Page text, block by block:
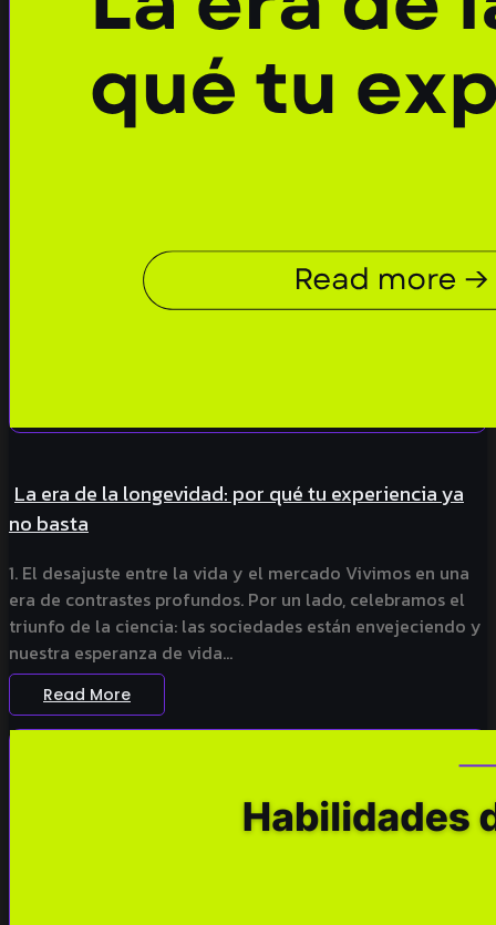
La era de la longevidad: por qué tu experiencia ya
no basta
1. El desajuste entre la vida y el mercado Vivimos en una
era de contrastes profundos. Por un lado, celebramos el
triunfo de la ciencia: las sociedades están envejeciendo y
nuestra esperanza de vida...
Read More